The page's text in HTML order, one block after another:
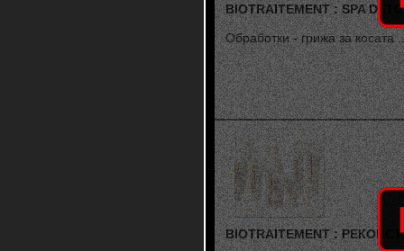
BIOTRAITEMENT : SPA
Обработки - грижа за косата
BIOTRAITEMENT :